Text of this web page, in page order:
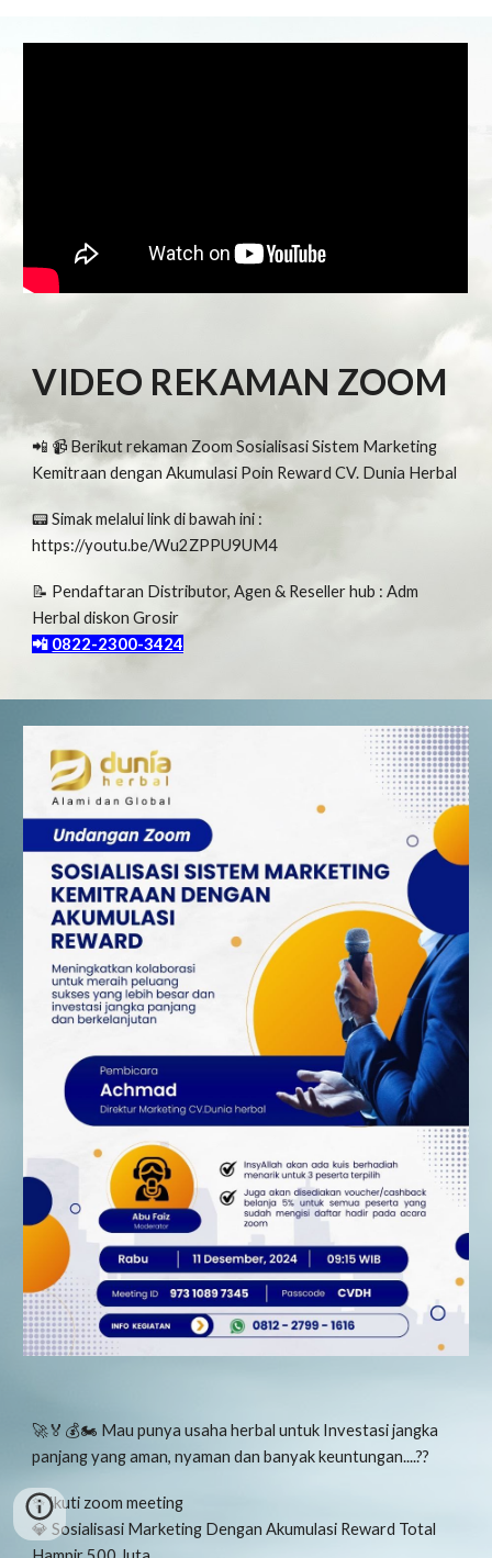
VIDEO REKAMAN ZOOM
📲 📹 Berikut rekaman Zoom Sosialisasi Sistem Marketing
Kemitraan dengan Akumulasi Poin Reward CV. Dunia Herbal
📟 Simak melalui link di bawah ini :
https://youtu.be/Wu2ZPPU9UM4
📝 Pendaftaran Distributor, Agen & Reseller hub : Adm
Herbal diskon Grosir
📲 0822-2300-3424
🚀🏅💰🏍 Mau punya usaha herbal untuk Investasi jangka
panjang yang aman, nyaman dan banyak keuntungan....??
✨ Ikuti zoom meeting
💎 Sosialisasi Marketing Dengan Akumulasi Reward Total